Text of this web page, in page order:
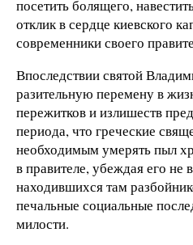
посетить болящего,
отклик в сердце киевского
современники своего
Впоследствии святой
разительную перемену в
пережитков и излишеств
периода, что греческие
необходимым умерять пыл
в правителе, убеждая его не
находившихся там
печальные социальные
милости.